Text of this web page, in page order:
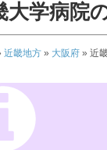
大学病院
近畿地方 » 大阪府 » 近